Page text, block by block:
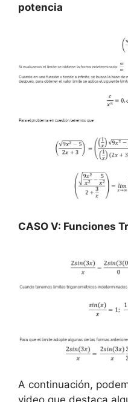
potencia
CASO V: Funciones
A continuación,
video que destaca